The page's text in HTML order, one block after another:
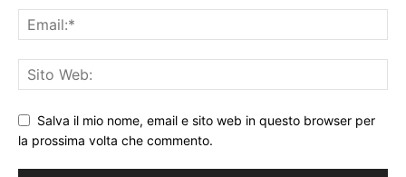
Salva il mio nome, email e sito web in questo browser per
la prossima volta che commento.